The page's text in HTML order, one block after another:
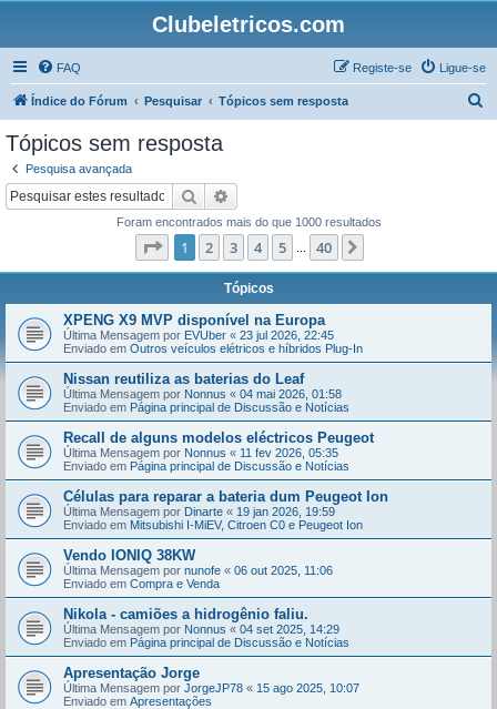
Clubeletricos.com
FAQ Ligue-se
Registe-se
Índice do Fórum Pesquisar Tópicos sem resposta
Tópicos sem resposta
Pesquisa avançada
Pesquisar
Foram encontrados mais do que 1000 resultados
Página de 40
1 2 3 4 5 40
Tópicos
XPENG X9 MVP disponível na Europa
Última Mensagem por EVUber « 23 jul 2026, 22:45
Enviado em Outros veículos elétricos e híbridos Plug-In
Nissan reutiliza as baterias do Leaf
Última Mensagem por Nonnus « 04 mai 2026, 01:58
Enviado em Página principal de Discussão e Notícias
Recall de alguns modelos eléctricos Peugeot
Última Mensagem por Nonnus « 11 fev 2026, 05:35
Enviado em Página principal de Discussão e Notícias
Células para reparar a bateria dum Peugeot Ion
Última Mensagem por Dinarte « 19 jan 2026, 19:59
Enviado em Mitsubishi I-MiEV, Citroen C0 e Peugeot Ion
Vendo IONIQ 38KW
Última Mensagem por nunofe « 06 out 2025, 11:06
Enviado em Compra e Venda
Nikola - camiões a hidrogênio faliu.
Última Mensagem por Nonnus « 04 set 2025, 14:29
Enviado em Página principal de Discussão e Notícias
Apresentação Jorge
Última Mensagem por JorgeJP78 « 15 ago 2025, 10:07
Enviado em Apresentações